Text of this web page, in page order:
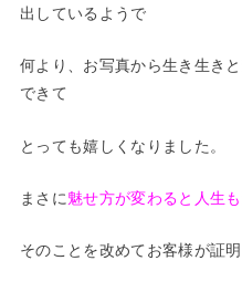
出しているようで
何より、お写真から生き生き
できて
とっても嬉しくなりました。
まさに魅せ方が変わると人生も
そのことを改めてお客様が証